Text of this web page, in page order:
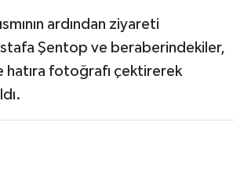
ardından ziyareti
Şentop ve beraberindekiler,
hatıra fotoğrafı çektirerek